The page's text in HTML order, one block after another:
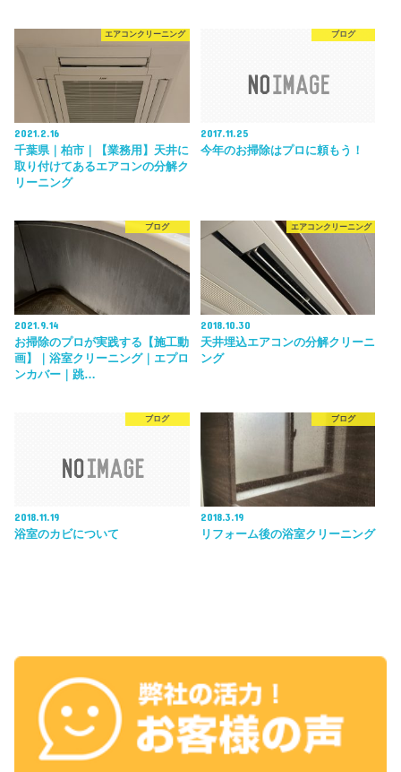
エアコンクリーニング
2021.2.16
千葉県｜柏市｜【業務用】天井に
取り付けてあるエアコンの分解ク
リーニング
ブログ
2017.11.25
今年のお掃除はプロに頼もう！
ブログ
2021.9.14
お掃除のプロが実践する【施工動
画】｜浴室クリーニング｜エプロ
ンカバー｜跳…
エアコンクリーニング
2018.10.30
天井埋込エアコンの分解クリーニ
ング
ブログ
2018.11.19
浴室のカビについて
ブログ
2018.3.19
リフォーム後の浴室クリーニング